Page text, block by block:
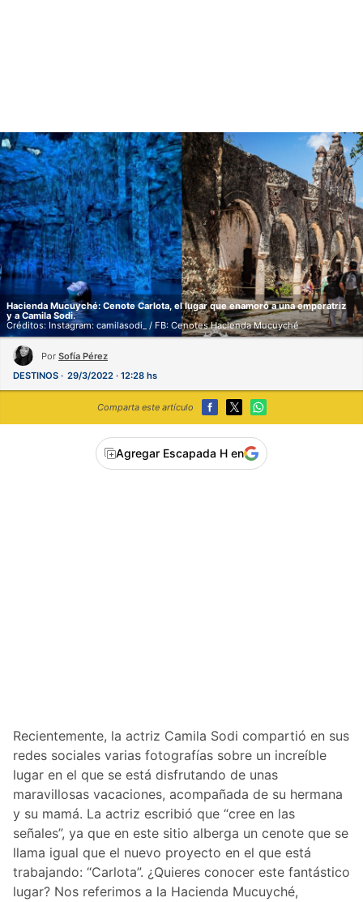
Hacienda Mucuyché: Cenote Carlota, el lugar que enamoró a una emperatriz
y a Camila Sodi.
Créditos: Instagram: camilasodi_ / FB: Cenotes Hacienda Mucuyché
Por Sofía Pérez
DESTINOS
29/3/2022 · 12:28 hs
Comparta este artículo
Agregar Escapada H en
Recientemente, la actriz Camila Sodi compartió en sus
redes sociales varias fotografías sobre un increíble
lugar en el que se está disfrutando de unas
maravillosas vacaciones, acompañada de su hermana
y su mamá. La actriz escribió que “cree en las
señales”, ya que en este sitio alberga un cenote que se
llama igual que el nuevo proyecto en el que está
trabajando: “Carlota”. ¿Quieres conocer este fantástico
lugar? Nos referimos a la Hacienda Mucuyché,